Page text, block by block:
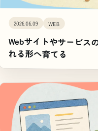
2026.06.09 WEB
Webサイトやサービス
れる形へ育てる